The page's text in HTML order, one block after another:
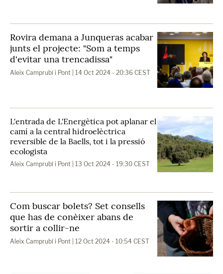
Rovira demana a Junqueras acabar
junts el projecte: "Som a temps
d'evitar una trencadissa"
Aleix Camprubí i Pont | 14 Oct 2024 - 20:36 CEST
L'entrada de L'Energètica pot aplanar el
camí a la central hidroelèctrica
reversible de la Baells, tot i la pressió
ecologista
Aleix Camprubí i Pont | 13 Oct 2024 - 19:30 CEST
Com buscar bolets? Set consells
que has de conèixer abans de
sortir a collir-ne
Aleix Camprubí i Pont | 12 Oct 2024 - 10:54 CEST